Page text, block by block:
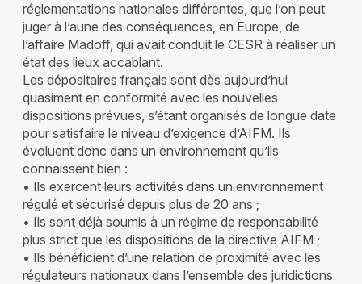
réglementations nationales différentes, que l’on peut
juger à l’aune des conséquences, en Europe, de
l’affaire Madoff, qui avait conduit le CESR à réaliser un
état des lieux accablant.
Les dépositaires français sont dès aujourd’hui
quasiment en conformité avec les nouvelles
dispositions prévues, s’étant organisés de longue date
pour satisfaire le niveau d’exigence d’AIFM. Ils
évoluent donc dans un environnement qu’ils
connaissent bien :
• Ils exercent leurs activités dans un environnement
régulé et sécurisé depuis plus de 20 ans ;
• Ils sont déjà soumis à un régime de responsabilité
plus strict que les dispositions de la directive AIFM ;
• Ils bénéficient d’une relation de proximité avec les
régulateurs nationaux dans l’ensemble des juridictions